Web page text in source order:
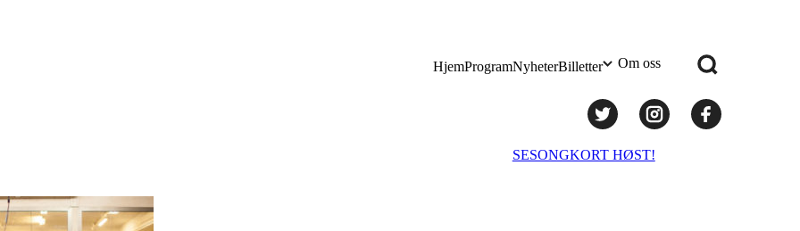
HjemProgramNyheterBilletter Om oss
SESONGKORT HØST!